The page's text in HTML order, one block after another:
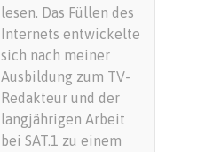
lesen. Das Füllen des
Internets entwickelte
sich nach meiner
Ausbildung zum TV-
Redakteur und der
langjährigen Arbeit
bei SAT.1 zu einem